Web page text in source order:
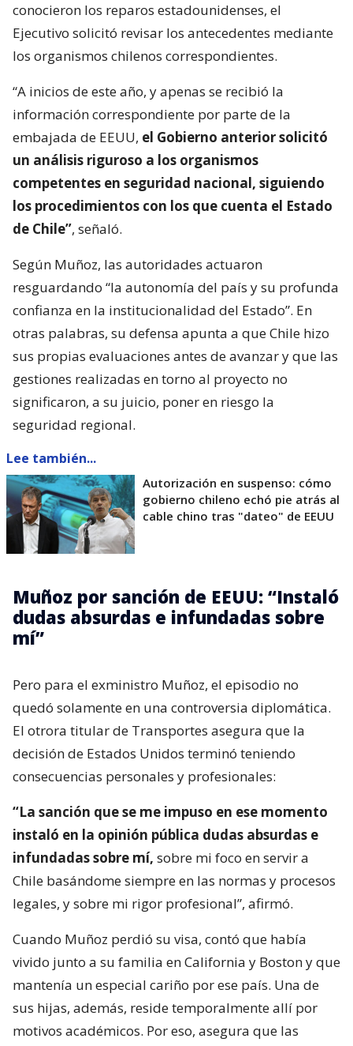
conocieron los reparos estadounidenses, el
Ejecutivo solicitó revisar los antecedentes mediante
los organismos chilenos correspondientes.
“A inicios de este año, y apenas se recibió la
información correspondiente por parte de la
embajada de EEUU, el Gobierno anterior solicitó
un análisis riguroso a los organismos
competentes en seguridad nacional, siguiendo
los procedimientos con los que cuenta el Estado
de Chile”, señaló.
Según Muñoz, las autoridades actuaron
resguardando “la autonomía del país y su profunda
confianza en la institucionalidad del Estado”. En
otras palabras, su defensa apunta a que Chile hizo
sus propias evaluaciones antes de avanzar y que las
gestiones realizadas en torno al proyecto no
significaron, a su juicio, poner en riesgo la
seguridad regional.
Lee también...
Autorización en suspenso: cómo
gobierno chileno echó pie atrás al
cable chino tras "dateo" de EEUU
Muñoz por sanción de EEUU: “Instaló
dudas absurdas e infundadas sobre
mí”
Pero para el exministro Muñoz, el episodio no
quedó solamente en una controversia diplomática.
El otrora titular de Transportes asegura que la
decisión de Estados Unidos terminó teniendo
consecuencias personales y profesionales:
“La sanción que se me impuso en ese momento
instaló en la opinión pública dudas absurdas e
infundadas sobre mí, sobre mi foco en servir a
Chile basándome siempre en las normas y procesos
legales, y sobre mi rigor profesional”, afirmó.
Cuando Muñoz perdió su visa, contó que había
vivido junto a su familia en California y Boston y que
mantenía un especial cariño por ese país. Una de
sus hijas, además, reside temporalmente allí por
motivos académicos. Por eso, asegura que las